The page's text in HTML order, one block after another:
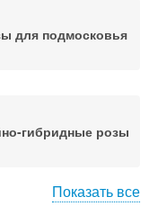
для подмосковья
гибридные розы
Показать все